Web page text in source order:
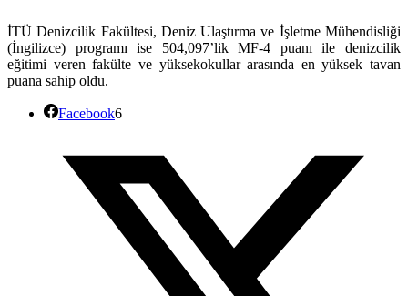
İTÜ Denizcilik Fakültesi, Deniz Ulaştırma ve İşletme Mühendisliği
(İngilizce) programı ise 504,097’lik MF-4 puanı ile denizcilik
eğitimi veren fakülte ve yüksekokullar arasında en yüksek tavan
puana sahip oldu.
Facebook6